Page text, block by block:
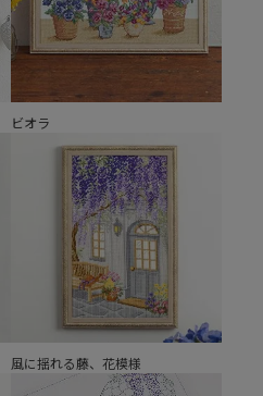
ビオラ
風に揺れる藤、花模様